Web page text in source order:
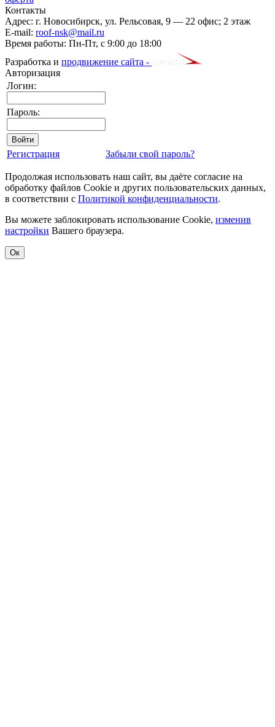
Контакты
Адрес: г. Новосибирск, ул. Рельсовая, 9 — 22 офис; 2 этаж
E-mail: roof-nsk@mail.ru
Время работы: Пн-Пт, с 9:00 до 18:00
Разработка и продвижение сайта -
Авторизация
Логин:
Пароль:
Регистрация Забыли свой пароль?
Продолжая использовать наш сайт, вы даёте согласие на
обработку файлов Cookie и других пользовательских данных,
в соответствии с Политикой конфиденциальности.
Вы можете заблокировать использование Cookie, изменив
настройки Вашего браузера.
Ок